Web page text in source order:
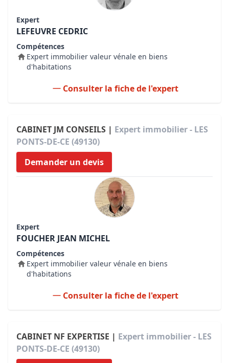
Expert
LEFEUVRE CEDRIC
Compétences
Expert immobilier valeur vénale en biens
d'habitations
Consulter la fiche de l'expert
CABINET JM CONSEILS | Expert immobilier - LES
PONTS-DE-CE (49130)
Demander un devis
Expert
FOUCHER JEAN MICHEL
Compétences
Expert immobilier valeur vénale en biens
d'habitations
Consulter la fiche de l'expert
CABINET NF EXPERTISE | Expert immobilier - LES
PONTS-DE-CE (49130)